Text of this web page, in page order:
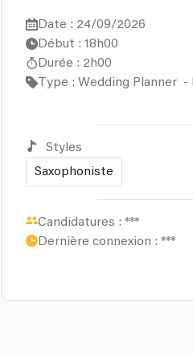
Date : 24/09/2026
Début : 18h00
Durée : 2h00
Type : Wedding Planner -
Styles
Saxophoniste
Candidatures : ***
Dernière connexion : ***